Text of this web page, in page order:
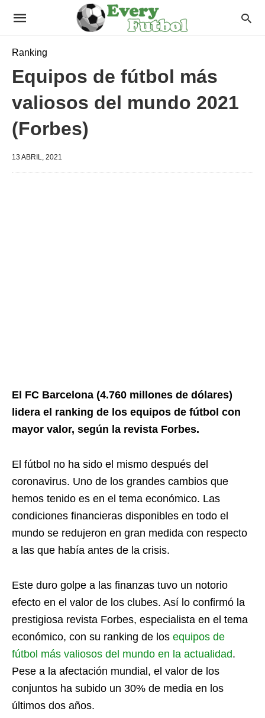
Ranking
Equipos de fútbol más
valiosos del mundo 2021
(Forbes)
13 ABRIL, 2021
El FC Barcelona (4.760 millones de dólares)
lidera el ranking de los equipos de fútbol con
mayor valor, según la revista Forbes.
El fútbol no ha sido el mismo después del
coronavirus. Uno de los grandes cambios que
hemos tenido es en el tema económico. Las
condiciones financieras disponibles en todo el
mundo se redujeron en gran medida con respecto
a las que había antes de la crisis.
Este duro golpe a las finanzas tuvo un notorio
efecto en el valor de los clubes. Así lo confirmó la
prestigiosa revista Forbes, especialista en el tema
económico, con su ranking de los equipos de
fútbol más valiosos del mundo en la actualidad.
Pese a la afectación mundial, el valor de los
conjuntos ha subido un 30% de media en los
últimos dos años.